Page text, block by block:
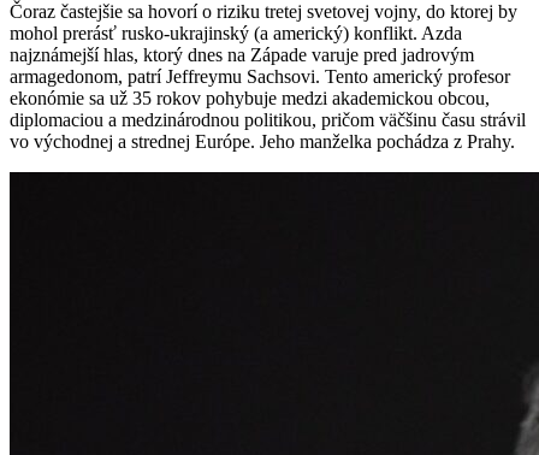
Čoraz častejšie sa hovorí o riziku tretej svetovej vojny, do ktorej by
mohol prerásť rusko-ukrajinský (a americký) konflikt. Azda
najznámejší hlas, ktorý dnes na Západe varuje pred jadrovým
armagedonom, patrí Jeffreymu Sachsovi. Tento americký profesor
ekonómie sa už 35 rokov pohybuje medzi akademickou obcou,
diplomaciou a medzinárodnou politikou, pričom väčšinu času strávil
vo východnej a strednej Európe. Jeho manželka pochádza z Prahy.